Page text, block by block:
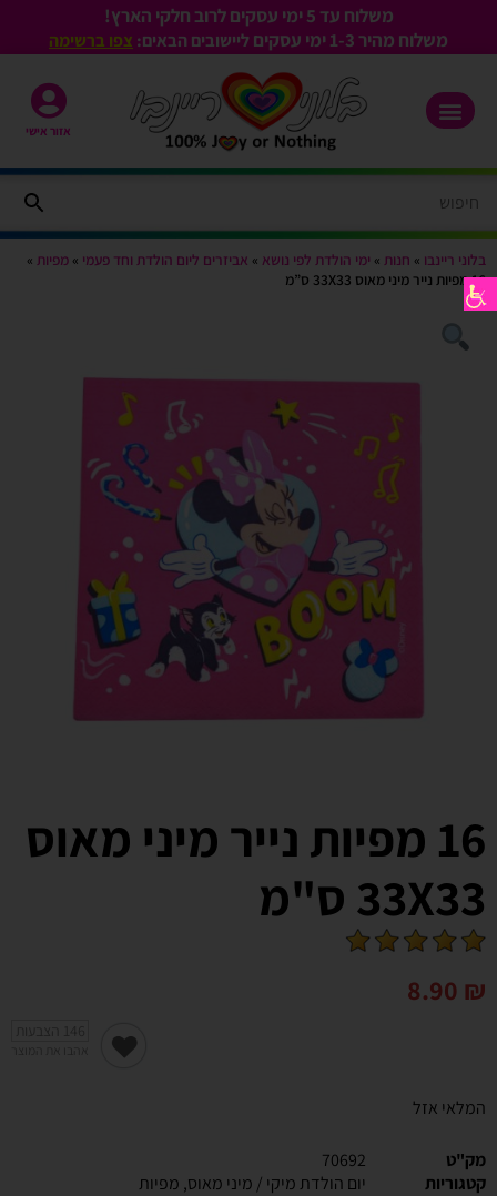
משלוח עד 5 ימי עסקים לרוב חלקי הארץ!
משלוח מהיר 1-3
ימי עסקים ליישובים הבאים: צפו ברשימה
אזור אישי
בלוני ריינבו » חנות » ימי הולדת לפי נושא » אביזרים ליום הולדת וחד פעמי » מפיות »
16 מפיות נייר מיני מאוס 33X33 ס”מ
16 מפיות נייר מיני מאוס
33X33 ס"מ
8.90 ₪
המלאי אזל
מק"ט
70692
קטגוריות
יום הולדת מיקי / מיני מאוס, מפיות